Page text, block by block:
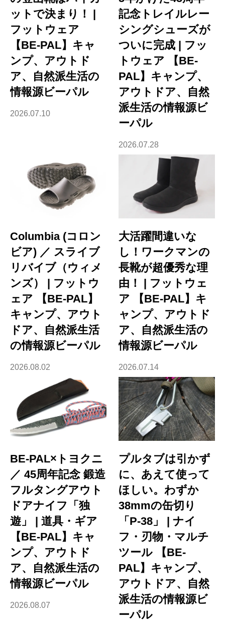
ットで決まり！ |
フットウェア
【BE-PAL】キャ
ンプ、アウトド
ア、自然派生活の
情報源ビーパル
2026.07.10
記念トレイルレー
シングシューズが
ついに完成 | フッ
トウェア 【BE-
PAL】キャンプ、
アウトドア、自然
派生活の情報源ビ
ーパル
2026.07.28
Columbia (コロン
ビア) ／ スライブ
リバイブ（ウィメ
ンズ） | フットウ
ェア 【BE-PAL】
キャンプ、アウト
ドア、自然派生活
の情報源ビーパル
2026.08.02
大活躍間違いな
し！ワークマンの
長靴が超優秀な理
由！ | フットウェ
ア 【BE-PAL】キ
ャンプ、アウトド
ア、自然派生活の
情報源ビーパル
2026.07.14
BE-PAL×トヨクニ
／ 45周年記念 鍛造
フルタングアウト
ドアナイフ「独
遊」 | 道具・ギア
【BE-PAL】キャ
ンプ、アウトド
ア、自然派生活の
情報源ビーパル
2026.08.07
プルタブは引かず
に、あえて使って
ほしい。わずか
38mmの缶切り
「P-38」 | ナイ
フ・刃物・マルチ
ツール 【BE-
PAL】キャンプ、
アウトドア、自然
派生活の情報源ビ
ーパル